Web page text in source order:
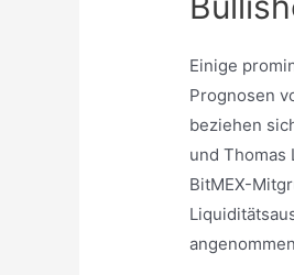
Einige
Prognosen
beziehen
und
BitMEX-